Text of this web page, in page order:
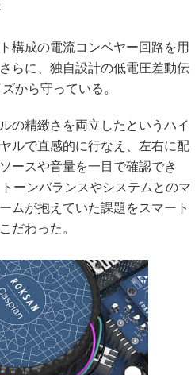
構成の電流コンベヤー回路を用
らに、独自設計の低電圧差動伝
から守っている。
の精緻さを両立したというハイ
ルで直感的に行なえ、左右に配
ースや音量を一目で確認でき
ーンバランスやシステムとのマ
ムが抱えていた課題をスマート
だわった。